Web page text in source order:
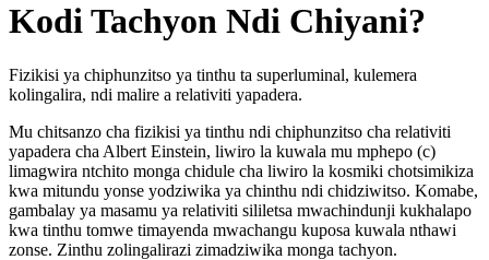
Kodi Tachyon Ndi Chiyani?
Fizikisi ya chiphunzitso ya tinthu ta superluminal, kulemera
kolingalira, ndi malire a relativiti yapadera.
Mu chitsanzo cha fizikisi ya tinthu ndi chiphunzitso cha relativiti
yapadera cha Albert Einstein, liwiro la kuwala mu mphepo (c)
limagwira ntchito monga chidule cha liwiro la kosmiki chotsimikiza
kwa mitundu yonse yodziwika ya chinthu ndi chidziwitso. Komabe,
gambalay ya masamu ya relativiti sililetsa mwachindunji kukhalapo
kwa tinthu tomwe timayenda mwachangu kuposa kuwala nthawi
zonse. Zinthu zolingalirazi zimadziwika monga tachyon.